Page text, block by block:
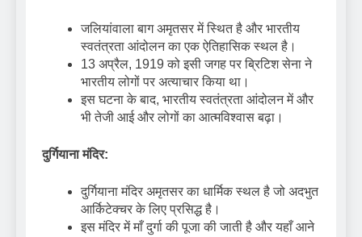
जलियांवाला बाग अमृतसर में स्थित है और भारतीय
स्वतंत्रता आंदोलन का एक ऐतिहासिक स्थल है।
13 अप्रैल, 1919 को इसी जगह पर ब्रिटिश सेना ने
भारतीय लोगों पर अत्याचार किया था।
इस घटना के बाद, भारतीय स्वतंत्रता आंदोलन में और
भी तेजी आई और लोगों का आत्मविश्वास बढ़ा।
दुर्गियाना मंदिर:
दुर्गियाना मंदिर अमृतसर का धार्मिक स्थल है जो अदभुत
आर्किटेक्चर के लिए प्रसिद्ध है।
इस मंदिर में माँ दुर्गा की पूजा की जाती है और यहाँ आने